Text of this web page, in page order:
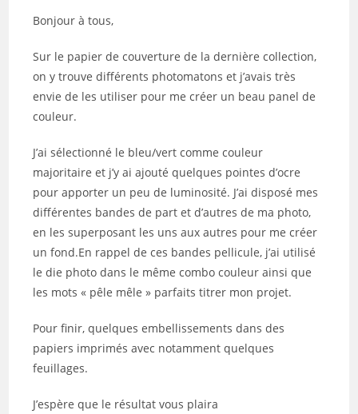
Bonjour à tous,
Sur le papier de couverture de la dernière collection,
on y trouve différents photomatons et j’avais très
envie de les utiliser pour me créer un beau panel de
couleur.
J’ai sélectionné le bleu/vert comme couleur
majoritaire et j’y ai ajouté quelques pointes d’ocre
pour apporter un peu de luminosité. J’ai disposé mes
différentes bandes de part et d’autres de ma photo,
en les superposant les uns aux autres pour me créer
un fond.En rappel de ces bandes pellicule, j’ai utilisé
le die photo dans le même combo couleur ainsi que
les mots « pêle mêle » parfaits titrer mon projet.
Pour finir, quelques embellissements dans des
papiers imprimés avec notamment quelques
feuillages.
J’espère que le résultat vous plaira